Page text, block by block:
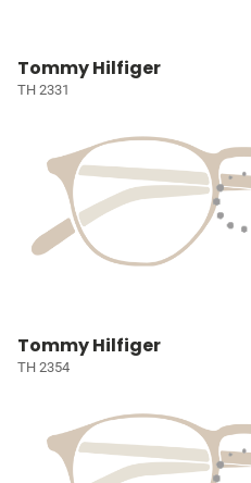
Tommy Hilfiger
TH 2331
Tommy Hilfiger
TH 2354